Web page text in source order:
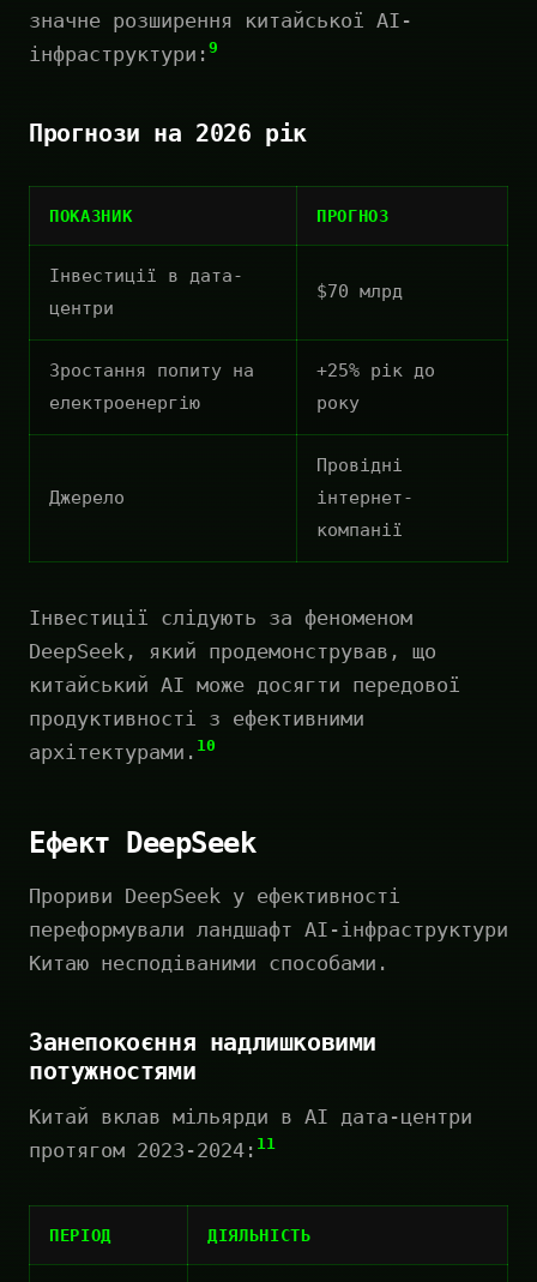
значне розширення китайської AI-
інфраструктури: 9
Прогнози на 2026 рік
ПОКАЗНИК ПРОГНОЗ
Інвестиції в дата-
центри
$70 млрд
Зростання попиту на
електроенергію
+25% рік до
року
Джерело
Провідні
інтернет-
компанії
Інвестиції слідують за феноменом
DeepSeek, який продемонстрував, що
китайський AI може досягти передової
продуктивності з ефективними
архітектурами. 10
Ефект DeepSeek
Прориви DeepSeek у ефективності
переформували ландшафт AI-інфраструктури
Китаю несподіваними способами.
Занепокоєння надлишковими
потужностями
Китай вклав мільярди в AI дата-центри
протягом 2023-2024: 11
ПЕРІОД ДІЯЛЬНІСТЬ